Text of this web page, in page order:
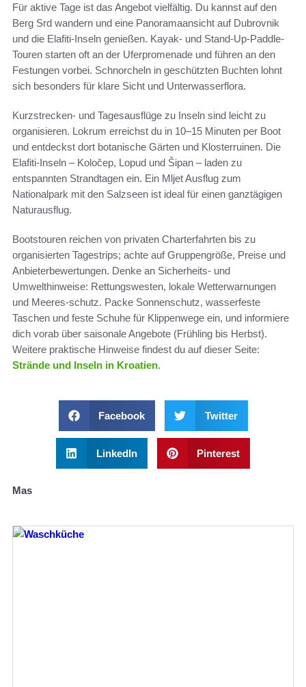
Für aktive Tage ist das Angebot vielfältig. Du kannst auf den
Berg Srd wandern und eine Panoramaansicht auf Dubrovnik
und die Elafiti-Inseln genießen. Kayak- und Stand-Up-Paddle-
Touren starten oft an der Uferpromenade und führen an den
Festungen vorbei. Schnorcheln in geschützten Buchten lohnt
sich besonders für klare Sicht und Unterwasserflora.
Kurzstrecken- und Tagesausflüge zu Inseln sind leicht zu
organisieren. Lokrum erreichst du in 10–15 Minuten per Boot
und entdeckst dort botanische Gärten und Klosterruinen. Die
Elafiti-Inseln – Koločep, Lopud und Šipan – laden zu
entspannten Strandtagen ein. Ein Mljet Ausflug zum
Nationalpark mit den Salzseen ist ideal für einen ganztägigen
Naturausflug.
Bootstouren reichen von privaten Charterfahrten bis zu
organisierten Tagestrips; achte auf Gruppengröße, Preise und
Anbieterbewertungen. Denke an Sicherheits- und
Umwelthinweise: Rettungswesten, lokale Wetterwarnungen
und Meeres-schutz. Packe Sonnenschutz, wasserfeste
Taschen und feste Schuhe für Klippenwege ein, und informiere
dich vorab über saisonale Angebote (Frühling bis Herbst).
Weitere praktische Hinweise findest du auf dieser Seite:
Strände und Inseln in Kroatien.
Facebook Twitter
LinkedIn Pinterest
Mas